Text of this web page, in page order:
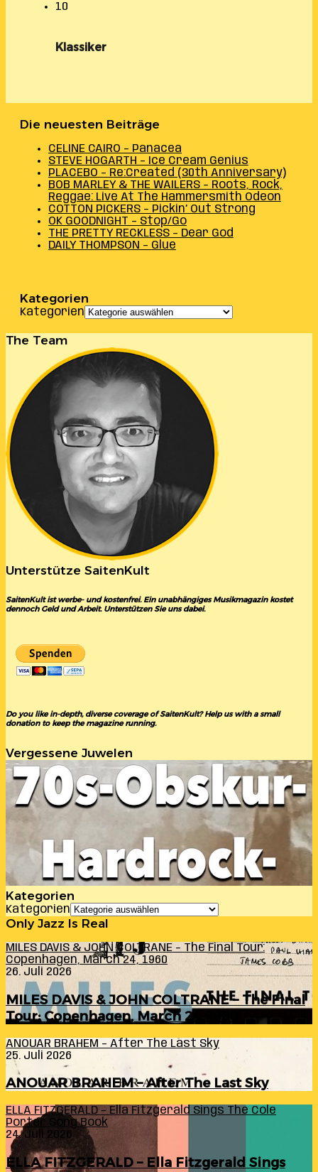
10
Klassiker
Die neuesten Beiträge
CELINE CAIRO – Panacea
STEVE HOGARTH – Ice Cream Genius
PLACEBO – Re:Created (30th Anniversary)
BOB MARLEY & THE WAILERS – Roots, Rock,
Reggae: Live At The Hammersmith Odeon
COTTON PICKERS – Pickin’ Out Strong
OK GOODNIGHT – Stop/Go
THE PRETTY RECKLESS – Dear God
DAILY THOMPSON – Glue
Kategorien
Kategorien
The Team
Unterstütze SaitenKult
SaitenKult ist werbe- und kostenfrei. Ein unabhängiges Musikmagazin kostet
dennoch Geld und Arbeit. Unterstützen Sie uns dabei.
Do you like in-depth, diverse coverage of SaitenKult? Help us with a small
donation to keep the magazine running.
Vergessene Juwelen
Kategorien
Kategorien
Only Jazz Is Real
MILES DAVIS & JOHN COLTRANE – The Final Tour:
Copenhagen, March 24, 1960
26. Juli 2026
MILES DAVIS & JOHN COLTRANE – The Final
Tour: Copenhagen, March 24, 1960
ANOUAR BRAHEM – After The Last Sky
25. Juli 2026
ANOUAR BRAHEM – After The Last Sky
ELLA FITZGERALD – Ella Fitzgerald Sings The Cole
Porter Song Book
24. Juli 2026
ELLA FITZGERALD – Ella Fitzgerald Sings